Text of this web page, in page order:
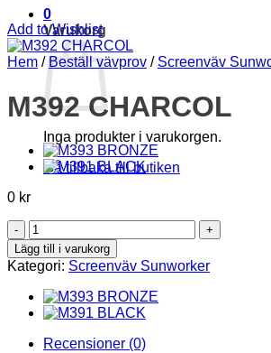
0
Varukorg
Inga produkter i varukorgen.
Gå tillbaka till butiken
Add to Wishlist
Hem / Beställ vävprov / Screenväv
M392 CHARCOL
0 kr
M392
CHARCOL
mängd
Lägg till i varukorg
Kategori: Screenväv Sunworker
Recensioner (0)